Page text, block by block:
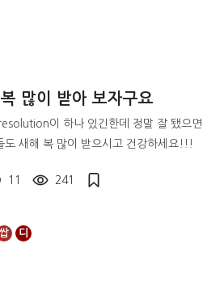
많이 받아 보자구요
이 하나 있긴한데 정말 잘 됐으면
도 새해 복 많이 받으시고 건강하세요!!!
11 241
쌉 디